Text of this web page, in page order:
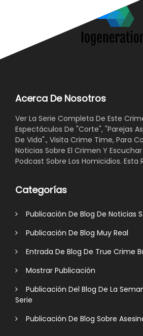
Acerca De Nosotros
Ver La Serie Completa De Este
Espectáculos De "Corte", "Parejas
De Vida"., Visita Crime Time, Para
Noticias Sobre El Crimen Y
Podcast Sobre Los Homicidios. Esta
Categorías
Publicación De Blog De Noticias
Publicación De Blog Muy Real
Entrada De Blog De True Crime
Mostrar Publicación
Publicación Del Blog De La
Serie
Publicación De Blog Sobre